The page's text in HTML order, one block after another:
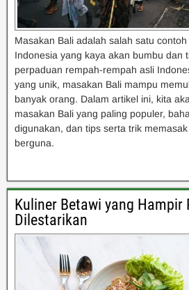
Masakan Bali adalah salah satu
Indonesia yang kaya akan bumbu dan
perpaduan rempah-rempah asli
yang unik, masakan Bali mampu
banyak orang. Dalam artikel ini, kita
masakan Bali yang paling populer,
digunakan, dan tips serta trik
berguna.
Kuliner Betawi yang Hampir
Dilestarikan